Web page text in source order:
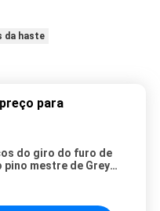
da haste
para
do giro do furo de
pino mestre de Grey